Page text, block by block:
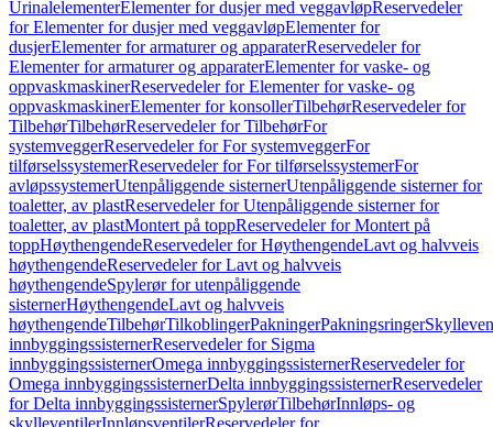
UrinalelementerElementer for dusjer med veggavløpReservedeler
for Elementer for dusjer med veggavløpElementer for
dusjerElementer for armaturer og apparaterReservedeler for
Elementer for armaturer og apparaterElementer for vaske- og
oppvaskmaskinerReservedeler for Elementer for vaske- og
oppvaskmaskinerElementer for konsollerTilbehørReservedeler for
TilbehørTilbehørReservedeler for TilbehørFor
systemveggerReservedeler for For systemveggerFor
tilførselssystemerReservedeler for For tilførselssystemerFor
avløpssystemerUtenpåliggende sisternerUtenpåliggende sisterner for
toaletter, av plastReservedeler for Utenpåliggende sisterner for
toaletter, av plastMontert på toppReservedeler for Montert på
toppHøythengendeReservedeler for HøythengendeLavt og halvveis
høythengendeReservedeler for Lavt og halvveis
høythengendeSpylerør for utenpåliggende
sisternerHøythengendeLavt og halvveis
høythengendeTilbehørTilkoblingerPakningerPakningsringer
innbyggingssisternerReservedeler for Sigma
innbyggingssisternerOmega innbyggingssisternerReservedeler for
Omega innbyggingssisternerDelta innbyggingssisternerReservedeler
for Delta innbyggingssisternerSpylerørTilbehørInnløps- og
skylleventilerInnløpsventilerReservedeler for